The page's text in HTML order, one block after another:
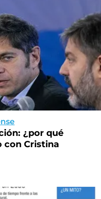
¿por qué
con Cristina